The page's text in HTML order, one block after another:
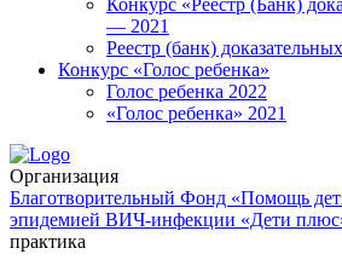
Конкурс «Реестр (Банк)
— 2021
Реестр (банк)
Конкурс «Голос ребенка»
Голос ребенка 2022
«Голос ребенка» 2021
Организация
Благотворительный Фонд «Помощь
эпидемией ВИЧ-инфекции «Дети
практика